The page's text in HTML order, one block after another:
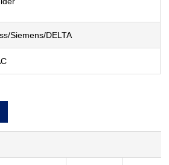
Siemens/DELTA